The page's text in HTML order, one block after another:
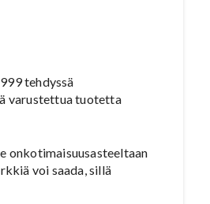
tehdyssä
varustettua tuotetta
onkotimaisuusasteeltaan
voi saada, sillä